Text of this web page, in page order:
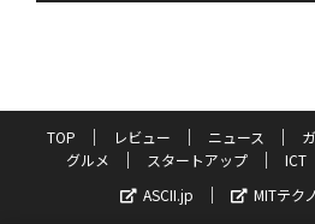
TOP レビュー ニュース
グルメ
スタートアップ ICT
ASCII.jp
MITテク